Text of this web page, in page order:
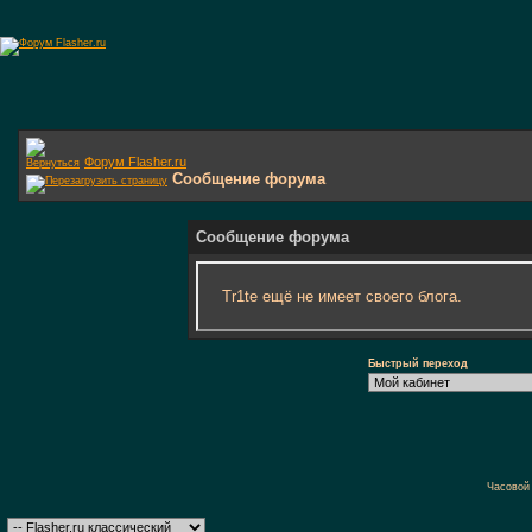
Форум Flasher.ru
Сообщение форума
Сообщение форума
Tr1te ещё не имеет своего блога.
Быстрый переход